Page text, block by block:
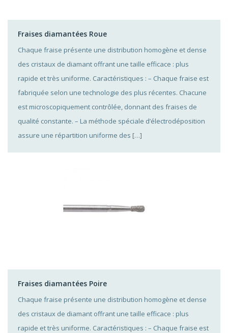
Fraises diamantées Roue
Chaque fraise présente une distribution homogène et dense
des cristaux de diamant offrant une taille efficace : plus
rapide et très uniforme. Caractéristiques : – Chaque fraise est
fabriquée selon une technologie des plus récentes. Chacune
est microscopiquement contrôlée, donnant des fraises de
qualité constante. – La méthode spéciale d’électrodéposition
assure une répartition uniforme des […]
Fraises diamantées Poire
Chaque fraise présente une distribution homogène et dense
des cristaux de diamant offrant une taille efficace : plus
rapide et très uniforme. Caractéristiques : – Chaque fraise est